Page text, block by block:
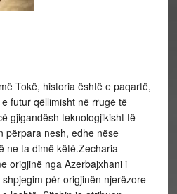
Tokë, historia është e paqartë,
futur qëllimisht në rrugë të
gjigandësh teknologjikisht të
përpara nesh, edhe nëse
ne ta dimë këtë.Zecharia
origjinë nga Azerbajxhani i
për origjinën njerëzore